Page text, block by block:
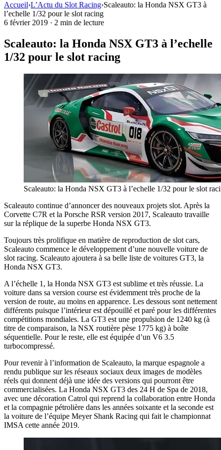
Accueil›L’Actu du Slot Racing›Scaleauto: la Honda NSX GT3 à
l’echelle 1/32 pour le slot racing
6 février 2019 · 2 min de lecture
Scaleauto: la Honda NSX GT3 à l’echelle
1/32 pour le slot racing
Scaleauto: la Honda NSX GT3 à l’echelle 1/32 pour le slot
Scaleauto continue d’annoncer des nouveaux projets slot. Après la
Corvette C7R et la Porsche RSR version 2017, Scaleauto travaille
sur la réplique de la superbe Honda NSX GT3.
Toujours très prolifique en matière de reproduction de slot cars,
Scaleauto commence le développement d’une nouvelle voiture de
slot racing. Scaleauto ajoutera à sa belle liste de voitures GT3, la
Honda NSX GT3.
A l’échelle 1, la Honda NSX GT3 est sublime et très réussie. La
voiture dans sa version course est évidemment très proche de la
version de route, au moins en apparence. Les dessous sont nettement
différents puisque l’intérieur est dépouillé et paré pour les différentes
compétitions mondiales. La GT3 est une propulsion de 1240 kg (à
titre de comparaison, la NSX routière pèse 1775 kg) à boîte
séquentielle. Pour le reste, elle est équipée d’un V6 3.5
turbocompressé.
Pour revenir à l’information de Scaleauto, la marque espagnole a
rendu publique sur les réseaux sociaux deux images de modèles
réels qui donnent déjà une idée des versions qui pourront être
commercialisées. La Honda NSX GT3 des 24 H de Spa de 2018,
avec une décoration Catrol qui reprend la collaboration entre Honda
et la compagnie pétrolière dans les années soixante et la seconde est
la voiture de l’équipe Meyer Shank Racing qui fait le championnat
IMSA cette année 2019.